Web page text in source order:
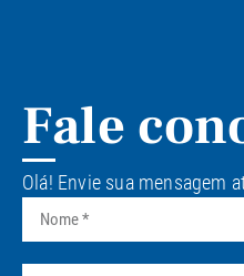
Fale
Olá! Envie sua mensagem